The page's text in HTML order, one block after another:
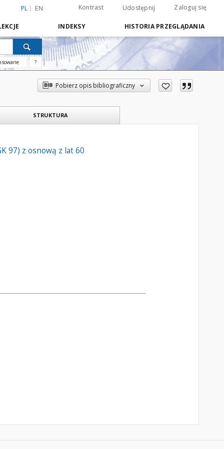
PL EN Kontrast Udostępnij Zaloguj się
INDEKSY HISTORIA PRZEGLĄDANIA
?
Pobierz opis bibliograficzny
STRUKTURA
97) z osnową z lat 60